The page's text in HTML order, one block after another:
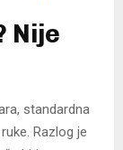
Nije
standardna
Razlog je